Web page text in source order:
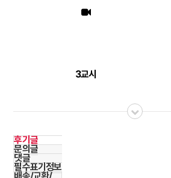
3교시
후기글
문의글
댓글
필수표기정보